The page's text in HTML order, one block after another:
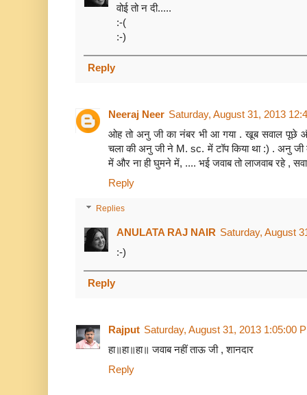
वोई तो न दी.....
:-(
:-)
Reply
Neeraj Neer Saturday, August 31, 2013
ओह तो अनु जी का नंबर भी आ गया . खूब सवाल पूछे
चला की अनु जी ने M. sc. में टॉप किया था :) . अनु जी
में और ना ही घुमने में, .... भई जवाब तो लाजवाब रहे ,
Reply
Replies
ANULATA RAJ NAIR Saturday, August
:-)
Reply
Rajput Saturday, August 31, 2013 1:05:00
हा॥हा॥हा॥ जवाब नहीं ताऊ जी , शानदार
Reply